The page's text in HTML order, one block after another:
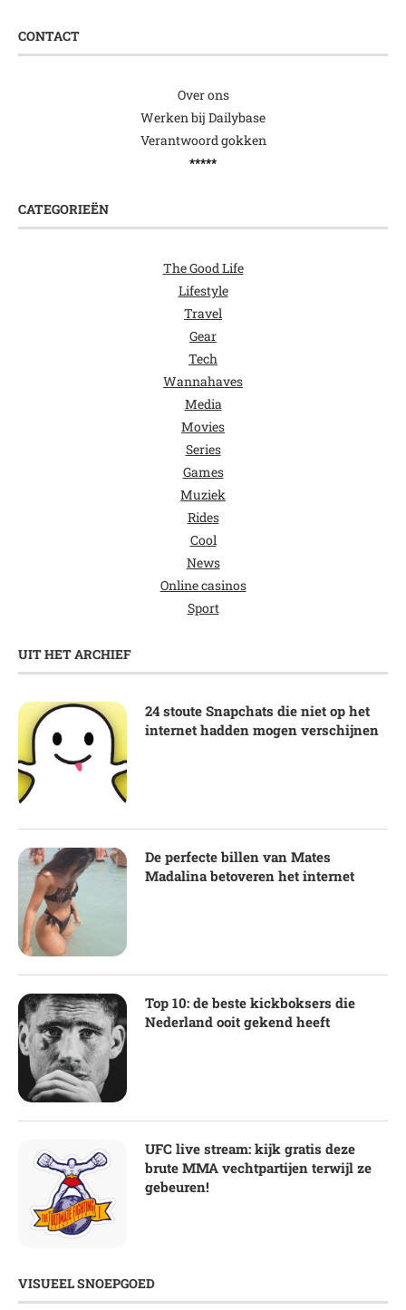
CONTACT
Over ons
Werken bij Dailybase
Verantwoord gokken
*****
CATEGORIEËN
The Good Life
Lifestyle
Travel
Gear
Tech
Wannahaves
Media
Movies
Series
Games
Muziek
Rides
Cool
News
Online casinos
Sport
UIT HET ARCHIEF
24 stoute Snapchats die niet op het
internet hadden mogen verschijnen
De perfecte billen van Mates
Madalina betoveren het internet
Top 10: de beste kickboksers die
Nederland ooit gekend heeft
UFC live stream: kijk gratis deze
brute MMA vechtpartijen terwijl ze
gebeuren!
VISUEEL SNOEPGOED